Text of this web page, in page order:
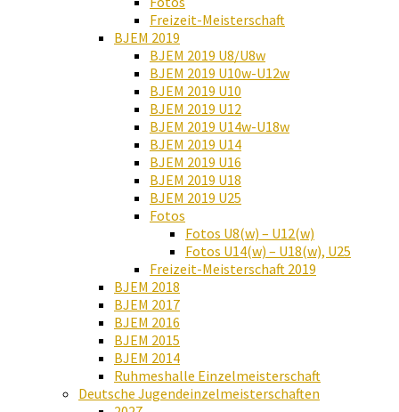
Freizeit-Meisterschaft
BJEM 2019
BJEM 2019 U8/U8w
BJEM 2019 U10w-U12w
BJEM 2019 U10
BJEM 2019 U12
BJEM 2019 U14w-U18w
BJEM 2019 U14
BJEM 2019 U16
BJEM 2019 U18
BJEM 2019 U25
Fotos
Fotos U8(w) – U12(w)
Fotos U14(w) – U18(w), U25
Freizeit-Meisterschaft 2019
BJEM 2018
BJEM 2017
BJEM 2016
BJEM 2015
BJEM 2014
Ruhmeshalle Einzelmeisterschaft
Deutsche Jugendeinzelmeisterschaften